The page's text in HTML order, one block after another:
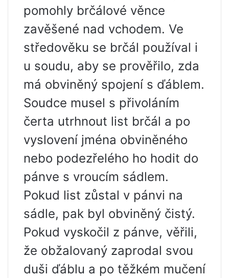
pomohly brčálové věnce
zavěšené nad vchodem. Ve
středověku se brčál používal i
u soudu, aby se prověřilo, zda
má obviněný spojení s ďáblem.
Soudce musel s přivoláním
čerta utrhnout list brčál a po
vyslovení jména obviněného
nebo podezřelého ho hodit do
pánve s vroucím sádlem.
Pokud list zůstal v pánvi na
sádle, pak byl obviněný čistý.
Pokud vyskočil z pánve, věřili,
že obžalovaný zaprodal svou
duši ďáblu a po těžkém mučení